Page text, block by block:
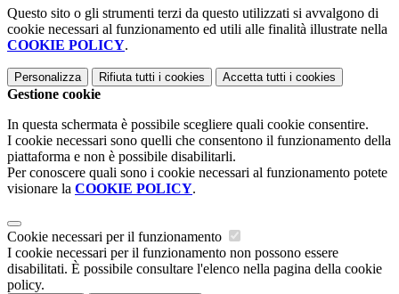
Questo sito o gli strumenti terzi da questo utilizzati si avvalgono di
cookie necessari al funzionamento ed utili alle finalità illustrate nella
COOKIE POLICY.
Personalizza Rifiuta tutti i cookies Accetta tutti i cookies
Gestione cookie
In questa schermata è possibile scegliere quali cookie consentire.
I cookie necessari sono quelli che consentono il funzionamento della
piattaforma e non è possibile disabilitarli.
Per conoscere quali sono i cookie necessari al funzionamento potete
visionare la COOKIE POLICY.
Cookie necessari per il funzionamento
I cookie necessari per il funzionamento non possono essere
disabilitati. È possibile consultare l'elenco nella pagina della cookie
policy.